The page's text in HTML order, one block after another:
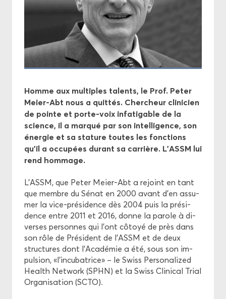
Pro­jets
Pro­mo­tion
Éthique
Homme aux mul­tiples ta­lents, le Prof. Peter
Meier-​Abt nous a quit­tés. Cher­cheur cli­ni­cien
de pointe et porte-​voix in­fa­ti­gable de la
science, il a mar­qué par son in­tel­li­gence, son
éner­gie et sa sta­ture toutes les fonc­tions
qu’il a oc­cu­pées du­rant sa car­rière. L’ASSM lui
rend hom­mage.
L’ASSM, que Peter Meier-​Abt a re­joint en tant
que membre du Sénat en 2000 avant d’en as­su­
mer la vice-​présidence dès 2004 puis la pré­si­
dence entre 2011 et 2016, donne la pa­role à di­
verses per­sonnes qui l’ont cô­toyé de près dans
son rôle de Pré­sident de l’ASSM et de deux
struc­tures dont l’Aca­dé­mie a été, sous son im­
pul­sion, «l’in­cu­ba­trice» – le Swiss Per­so­na­li­zed
Health Net­work (SPHN) et la Swiss Cli­ni­cal Trial
Or­ga­ni­sa­tion (SCTO).